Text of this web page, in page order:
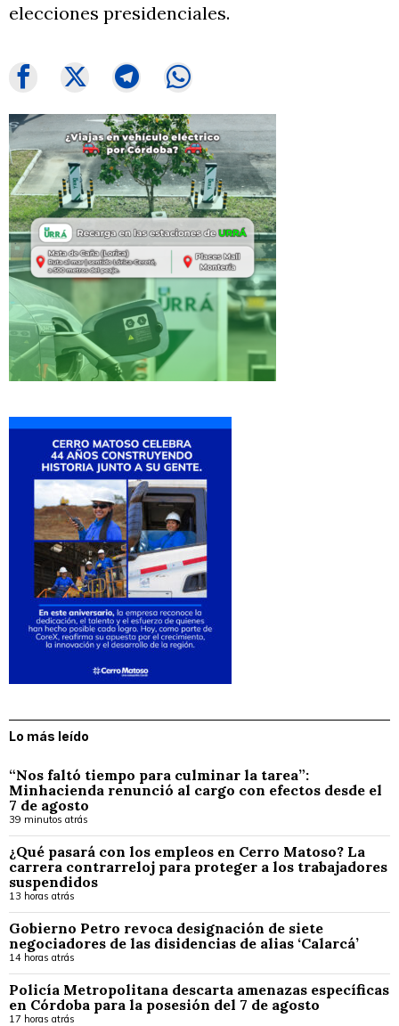
elecciones presidenciales.
Lo más leído
“Nos faltó tiempo para culminar la tarea”:
Minhacienda renunció al cargo con efectos desde el
7 de agosto
39 minutos atrás
¿Qué pasará con los empleos en Cerro Matoso? La
carrera contrarreloj para proteger a los trabajadores
suspendidos
13 horas atrás
Gobierno Petro revoca designación de siete
negociadores de las disidencias de alias ‘Calarcá’
14 horas atrás
Policía Metropolitana descarta amenazas específicas
en Córdoba para la posesión del 7 de agosto
17 horas atrás